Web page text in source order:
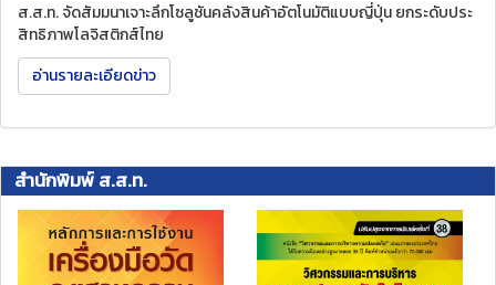
ส.ส.ท. จัดสัมมนาเจาะลึกโซลูชันคลังสินค้าอัตโนมัติแบบญี่ปุ่น ยกระดับประ
สิทธิภาพโลจิสติกส์ไทย
อ่านรายละเอียดข่าว
สำนักพิมพ์ ส.ส.ท.